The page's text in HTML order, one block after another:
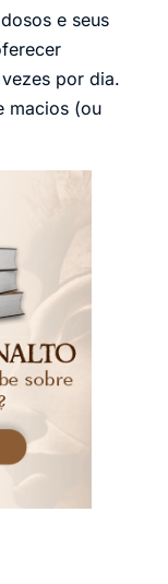
e seus
por dia.
macios (ou